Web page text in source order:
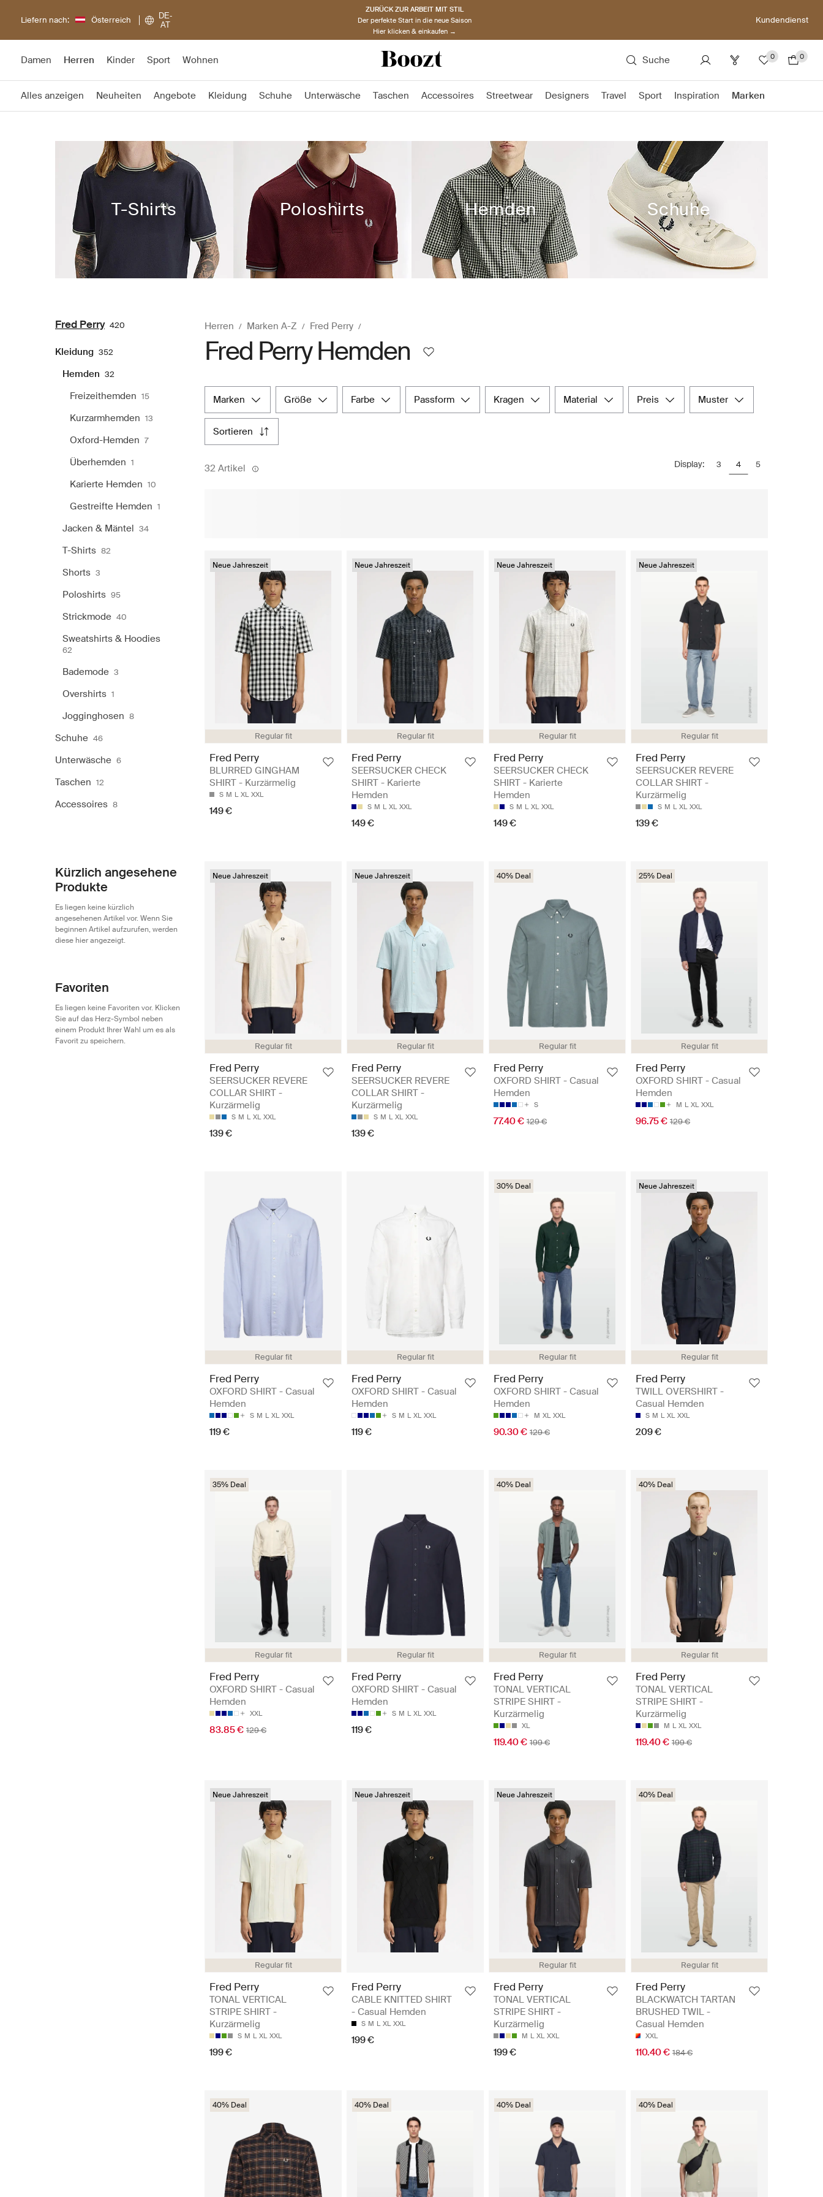
Liefern nach: Österreich
DE-
AT
ZURÜCK ZUR ARBEIT MIT STIL
Der perfekte Start in die neue Saison
Hier klicken & einkaufen →
Kundendienst
Damen Herren Kinder Sport Wohnen Suche 0 0
Alles anzeigen Neuheiten Angebote Kleidung Schuhe Unterwäsche Taschen Accessoires Streetwear Designers Travel Sport Inspiration Marken
T-Shirts Poloshirts Hemden Schuhe
Fred Perry 420
Kleidung 352
Hemden 32
Freizeithemden 15
Kurzarmhemden 13
Oxford-Hemden 7
Überhemden 1
Karierte Hemden 10
Gestreifte Hemden 1
Jacken & Mäntel 34
T-Shirts 82
Shorts 3
Poloshirts 95
Strickmode 40
Sweatshirts & Hoodies
62
Bademode 3
Overshirts 1
Jogginghosen 8
Schuhe 46
Unterwäsche 6
Taschen 12
Accessoires 8
Kürzlich angesehene
Produkte
Es liegen keine kürzlich
angesehenen Artikel vor. Wenn Sie
beginnen Artikel aufzurufen, werden
diese hier angezeigt.
Favoriten
Es liegen keine Favoriten vor. Klicken
Sie auf das Herz-Symbol neben
einem Produkt Ihrer Wahl um es als
Favorit zu speichern.
Herren Marken A-Z Fred Perry
Fred Perry Hemden
marken größe farbe passform kragen material preis muster
sortieren
32 Artikel Display: 3 4 5
Regular fit
Neue Jahreszeit
Fred Perry
BLURRED GINGHAM
SHIRT - Kurzärmelig
S M L XL XXL
149 €
Regular fit
Neue Jahreszeit
Fred Perry
SEERSUCKER CHECK
SHIRT - Karierte
Hemden
S M L XL XXL
149 €
Regular fit
Neue Jahreszeit
Fred Perry
SEERSUCKER CHECK
SHIRT - Karierte
Hemden
S M L XL XXL
149 €
Regular fit
Neue Jahreszeit
Fred Perry
SEERSUCKER REVERE
COLLAR SHIRT -
Kurzärmelig
S M L XL XXL
139 €
Regular fit
Neue Jahreszeit
Fred Perry
SEERSUCKER REVERE
COLLAR SHIRT -
Kurzärmelig
S M L XL XXL
139 €
Regular fit
Neue Jahreszeit
Fred Perry
SEERSUCKER REVERE
COLLAR SHIRT -
Kurzärmelig
S M L XL XXL
139 €
Regular fit
40% Deal
Fred Perry
OXFORD SHIRT - Casual
Hemden
S
77.40 € 129 €
Regular fit
25% Deal
Fred Perry
OXFORD SHIRT - Casual
Hemden
M L XL XXL
96.75 € 129 €
Regular fit
Fred Perry
OXFORD SHIRT - Casual
Hemden
S M L XL XXL
119 €
Regular fit
Fred Perry
OXFORD SHIRT - Casual
Hemden
S M L XL XXL
119 €
Regular fit
30% Deal
Fred Perry
OXFORD SHIRT - Casual
Hemden
M XL XXL
90.30 € 129 €
Regular fit
Neue Jahreszeit
Fred Perry
TWILL OVERSHIRT -
Casual Hemden
S M L XL XXL
209 €
Regular fit
35% Deal
Fred Perry
OXFORD SHIRT - Casual
Hemden
XXL
83.85 € 129 €
Regular fit
Fred Perry
OXFORD SHIRT - Casual
Hemden
S M L XL XXL
119 €
Regular fit
40% Deal
Fred Perry
TONAL VERTICAL
STRIPE SHIRT -
Kurzärmelig
XL
119.40 € 199 €
Regular fit
40% Deal
Fred Perry
TONAL VERTICAL
STRIPE SHIRT -
Kurzärmelig
M L XL XXL
119.40 € 199 €
Regular fit
Neue Jahreszeit
Fred Perry
TONAL VERTICAL
STRIPE SHIRT -
Kurzärmelig
S M L XL XXL
199 €
Neue Jahreszeit
Fred Perry
CABLE KNITTED SHIRT
- Casual Hemden
S M L XL XXL
199 €
Regular fit
Neue Jahreszeit
Fred Perry
TONAL VERTICAL
STRIPE SHIRT -
Kurzärmelig
M L XL XXL
199 €
Regular fit
40% Deal
Fred Perry
BLACKWATCH TARTAN
BRUSHED TWIL -
Casual Hemden
XXL
110.40 € 184 €
40% Deal 40% Deal 40% Deal 40% Deal